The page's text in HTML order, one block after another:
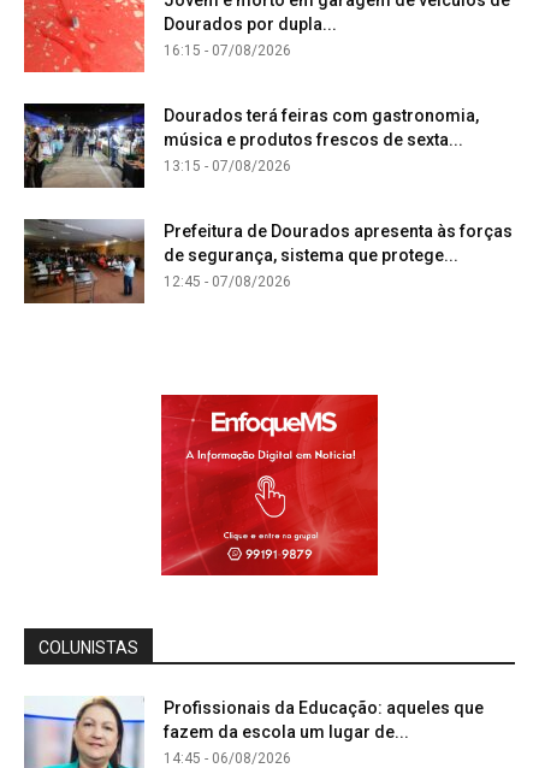
Dourados por dupla...
16:15 - 07/08/2026
Dourados terá feiras com gastronomia,
música e produtos frescos de sexta...
13:15 - 07/08/2026
Prefeitura de Dourados apresenta às forças
de segurança, sistema que protege...
12:45 - 07/08/2026
COLUNISTAS
Profissionais da Educação: aqueles que
fazem da escola um lugar de...
14:45 - 06/08/2026